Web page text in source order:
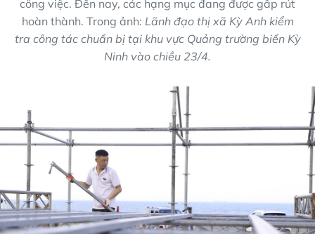
công việc. Đến nay, các hạng mục đang được gấp rút
hoàn thành. Trong ảnh: Lãnh đạo thị xã Kỳ Anh kiểm
tra công tác chuẩn bị tại khu vực Quảng trường biển Kỳ
Ninh vào chiều 23/4.